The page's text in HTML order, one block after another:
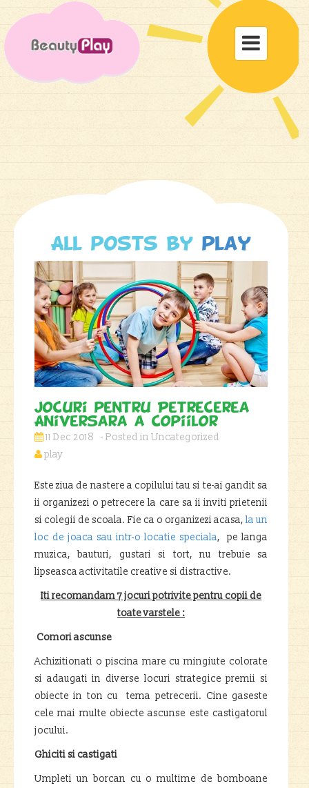
Toggle

All posts by play
Jocuri pentru Petrecerea
Aniversara a Copiilor
11 Dec 2018
Uncategorized
play
Este ziua de nastere a copilului tau si te-ai gandit sa
ii organizezi o petrecere la care sa ii inviti prietenii
si colegii de scoala. Fie ca o organizezi acasa, la un
loc de joaca sau intr-o locatie speciala, pe langa
muzica, bauturi, gustari si tort, nu trebuie sa
lipseasca activitatile creative si distractive.
Iti recomandam 7 jocuri potrivite pentru copii de
toate varstele :
Comori ascunse
Achizitionati o piscina mare cu mingiute colorate
si adaugati in diverse locuri strategice premii si
obiecte in ton cu tema petrecerii. Cine gaseste
cele mai multe obiecte ascunse este castigatorul
jocului.
Ghiciti si castigati
Umpleti un borcan cu o multime de bomboane